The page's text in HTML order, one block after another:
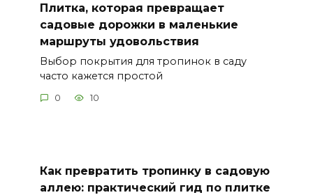
Плитка, которая превращает
садовые дорожки в маленькие
маршруты удовольствия
Выбор покрытия для тропинок в саду
часто кажется простой
0 10
Как превратить тропинку в садовую
аллею: практический гид по плитке